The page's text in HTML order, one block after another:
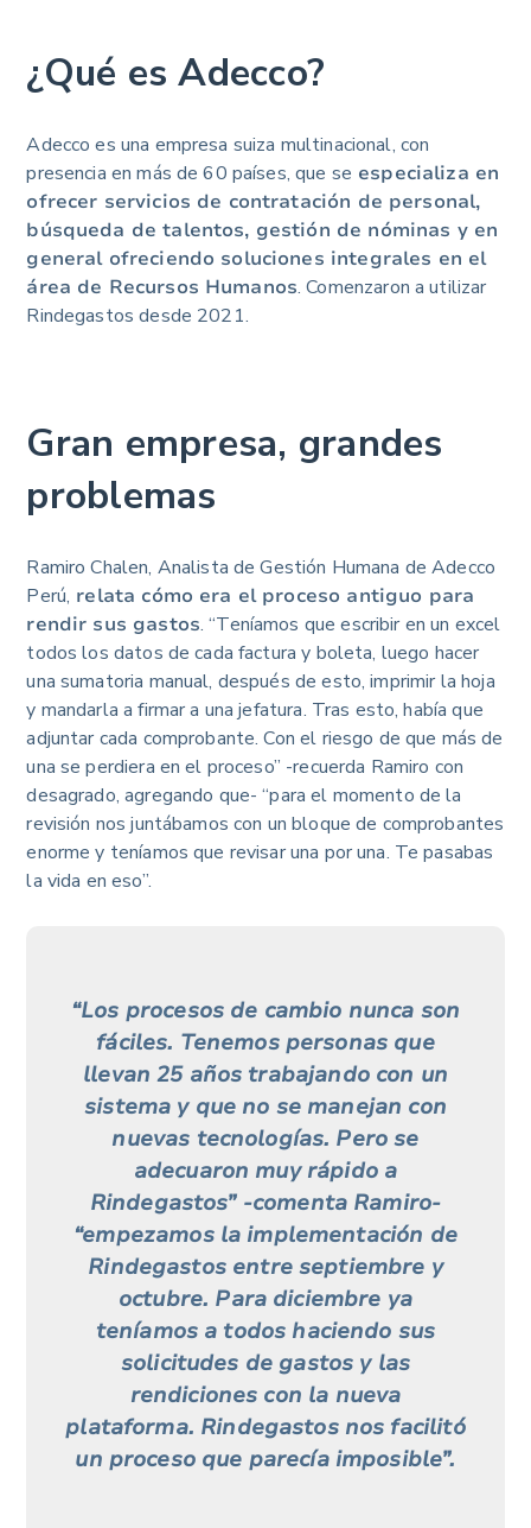
¿Qué es Adecco?
Adecco es una empresa suiza multinacional, con
presencia en más de 60 países, que se especializa en
ofrecer servicios de contratación de personal,
búsqueda de talentos, gestión de nóminas y en
general ofreciendo soluciones integrales en el
área de Recursos Humanos. Comenzaron a utilizar
Rindegastos desde 2021.
Gran empresa, grandes
problemas
Ramiro Chalen, Analista de Gestión Humana de Adecco
Perú, relata cómo era el proceso antiguo para
rendir sus gastos. “Teníamos que escribir en un excel
todos los datos de cada factura y boleta, luego hacer
una sumatoria manual, después de esto, imprimir la hoja
y mandarla a firmar a una jefatura. Tras esto, había que
adjuntar cada comprobante. Con el riesgo de que más de
una se perdiera en el proceso” -recuerda Ramiro con
desagrado, agregando que- “para el momento de la
revisión nos juntábamos con un bloque de comprobantes
enorme y teníamos que revisar una por una. Te pasabas
la vida en eso”.
“Los procesos de cambio nunca son
fáciles. Tenemos personas que
llevan 25 años trabajando con un
sistema y que no se manejan con
nuevas tecnologías. Pero se
adecuaron muy rápido a
Rindegastos” -comenta Ramiro-
“empezamos la implementación de
Rindegastos entre septiembre y
octubre. Para diciembre ya
teníamos a todos haciendo sus
solicitudes de gastos y las
rendiciones con la nueva
plataforma. Rindegastos nos facilitó
un proceso que parecía imposible”.